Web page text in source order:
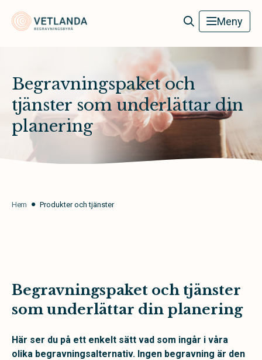
Meny
Begravningspaket och
tjänster som underlättar din
planering
Hem Produkter och tjänster
Begravningspaket och tjänster
som underlättar din planering
Här ser du på ett enkelt sätt vad som ingår i våra
olika begravningsalternativ. Ingen begravning är den